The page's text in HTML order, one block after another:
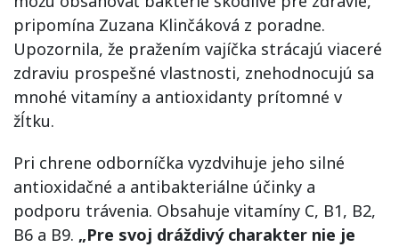
pripomína Zuzana Klinčáková z poradne.
Upozornila, že pražením vajíčka strácajú viaceré
zdraviu prospešné vlastnosti, znehodnocujú sa
mnohé vitamíny a antioxidanty prítomné v
žĺtku.
Pri chrene odborníčka vyzdvihuje jeho silné
antioxidačné a antibakteriálne účinky a
podporu trávenia. Obsahuje vitamíny C, B1, B2,
B6 a B9. „Pre svoj dráždivý charakter nie je